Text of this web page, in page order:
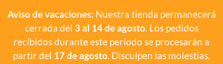
Aviso de vacaciones: Nuestra tienda permanecerá
cerrada del 3 al 14 de agosto. Los pedidos
recibidos durante este periodo se procesarán a
partir del 17 de agosto. Disculpen las molestias.